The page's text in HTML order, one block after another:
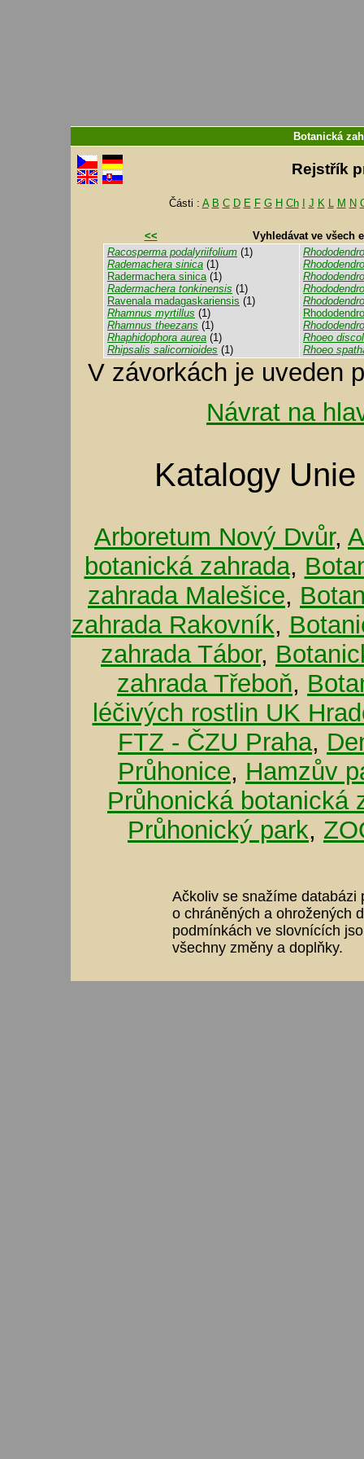
Botanická
Rejstřík
Části : A B C D E F G H Ch J K L M N
<<
Vyhledávat ve všech
Racosperma podalyriifolium (1)
Rademachera sinica (1)
Radermachera sinica(1)
Radermachera tonkinensis (1)
Ravenala madagaskariensis (1)
Rhamnus myrtillus (1)
Rhamnus theezans (1)
Rhaphidophora aurea (1)
Rhipsalis salicornioides (1)
Rhoeo
Rhoeo
V závorkách je uveden
Návrat na
Katalogy
Arboretum Nový Dvůr,
botanická zahrada,
zahrada Malešice,
zahrada Rakovník,
zahrada Tábor,
zahrada Třeboň,
léčivých rostlin UK
FTZ - ČZU Praha,
Průhonice, Hamzův
Průhonická botanická
Průhonický park,
Ačkoliv se snažíme databázi
o chráněných a ohrožených
podmínkách ve slovnících
všechny změny a doplňky.